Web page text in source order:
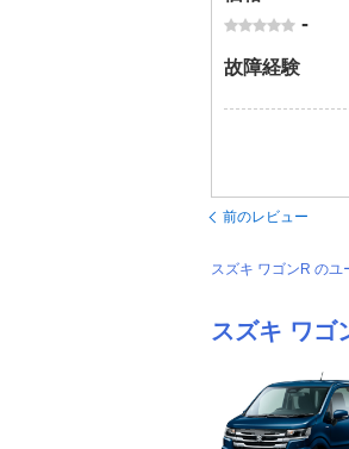
-
故障経験
前のレビュー
スズキ ワゴンR の
スズキ ワゴ